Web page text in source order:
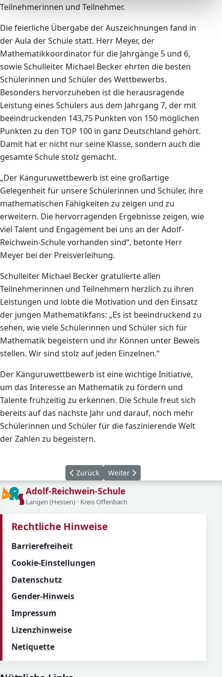
Teilnehmerinnen und Teilnehmer.
Die feierliche Übergabe der Auszeichnungen fand in
der Aula der Schule statt. Herr Meyer, der
Mathematikkoordinator für die Jahrgänge 5 und 6,
sowie Schulleiter Michael Becker ehrten die besten
Schülerinnen und Schüler des Wettbewerbs.
Besonders hervorzuheben ist die herausragende
Leistung eines Schülers aus dem Jahrgang 7, der mit
beeindruckenden 143,75 Punkten von 150 möglichen
Punkten zu den TOP 100 in ganz Deutschland gehört.
Damit hat er nicht nur seine Klasse, sondern auch die
gesamte Schule stolz gemacht.
„Der Känguruwettbewerb ist eine großartige
Gelegenheit für unsere Schülerinnen und Schüler, ihre
mathematischen Fähigkeiten zu zeigen und zu
erweitern. Die hervorragenden Ergebnisse zeigen, wie
viel Talent und Engagement bei uns an der Adolf-
Reichwein-Schule vorhanden sind“, betonte Herr
Meyer bei der Preisverleihung.
Schulleiter Michael Becker gratulierte allen
Teilnehmerinnen und Teilnehmern herzlich zu ihren
Leistungen und lobte die Motivation und den Einsatz
der jungen Mathematikfans: „Es ist beeindruckend zu
sehen, wie viele Schülerinnen und Schüler sich für
Mathematik begeistern und ihr Können unter Beweis
stellen. Wir sind stolz auf jeden Einzelnen.“
Der Känguruwettbewerb ist eine wichtige Initiative,
um das Interesse an Mathematik zu fördern und
Talente frühzeitig zu erkennen. Die Schule freut sich
bereits auf das nächste Jahr und darauf, noch mehr
Schülerinnen und Schüler für die faszinierende Welt
der Zahlen zu begeistern.
Vorheriger Beitrag: Kuchen für den
Zurück Nächster Beitrag: Creative
Weiter
Adolf-Reichwein-Schule
Langen (Hessen) · Kreis Offenbach
Rechtliche Hinweise
Barrierefreiheit
Cookie-Einstellungen
Datenschutz
Gender-Hinweis
Impressum
Lizenzhinweise
Netiquette